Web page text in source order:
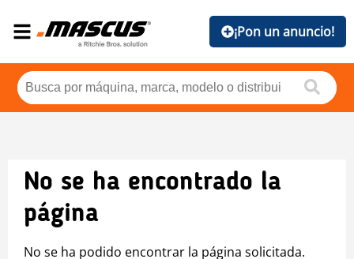
¡Pon un anuncio!
No se ha encontrado la
página
No se ha podido encontrar la página solicitada.